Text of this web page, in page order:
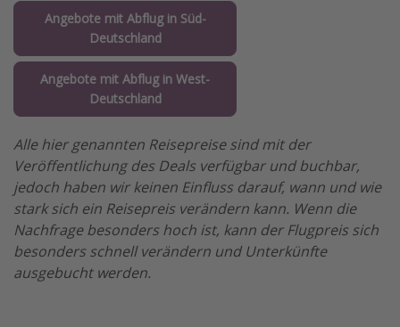
Angebote mit Abflug in Süd-
Deutschland
Angebote mit Abflug in West-
Deutschland
Alle hier genannten Reisepreise sind mit der
Veröffentlichung des Deals verfügbar und buchbar,
jedoch haben wir keinen Einfluss darauf, wann und wie
stark sich ein Reisepreis verändern kann. Wenn die
Nachfrage besonders hoch ist, kann der Flugpreis sich
besonders schnell verändern und Unterkünfte
ausgebucht werden.